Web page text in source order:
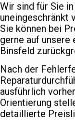
Wir sind für Sie
uneingeschränkt
Sie können bei
gerne auf unsere
Binsfeld
Nach der
ausführlich
Orientierung
detaillierte